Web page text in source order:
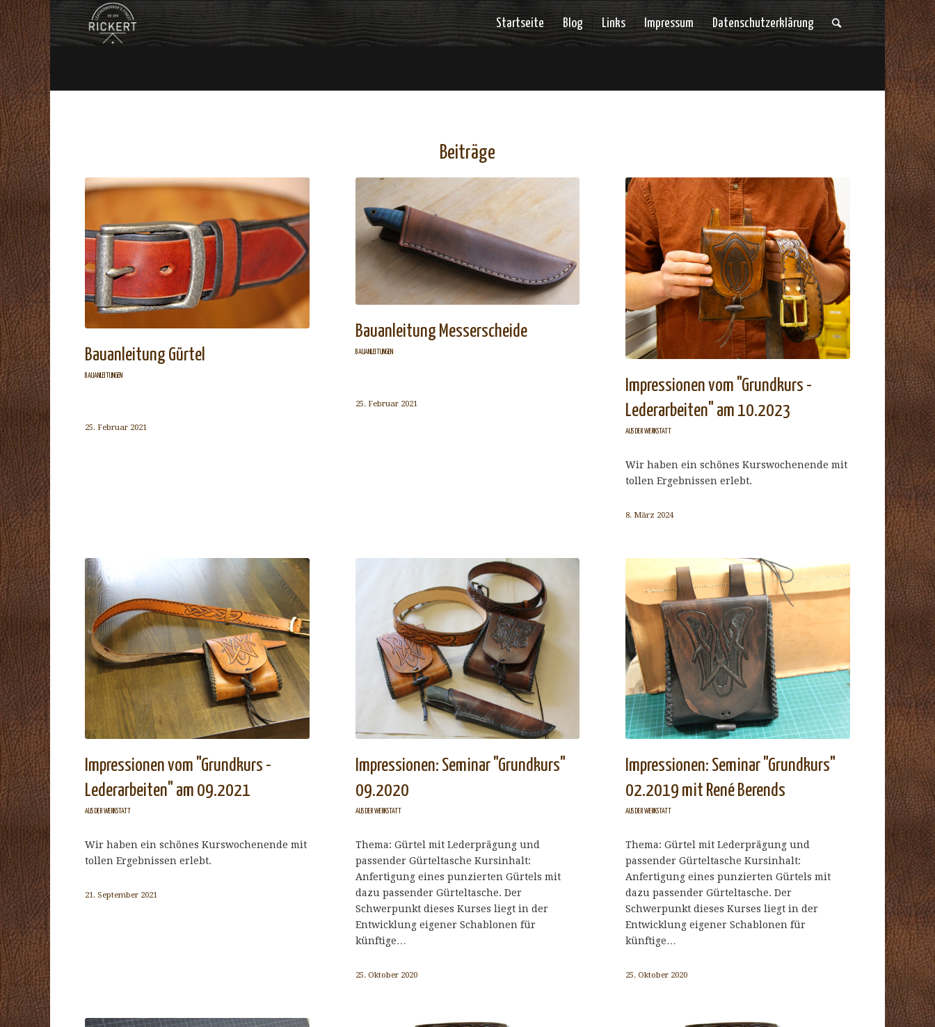
Startseite Blog Links Impressum Datenschutzerklärung
Beiträge
Bauanleitung Gürtel
BAUANLEITUNGEN
25. Februar 2021
Bauanleitung Messerscheide
BAUANLEITUNGEN
25. Februar 2021
Impressionen vom "Grundkurs -
Lederarbeiten" am 10.2023
AUS DER WERKSTATT
Wir haben ein schönes Kurswochenende mit
tollen Ergebnissen erlebt.
8. März 2024
Impressionen vom "Grundkurs -
Lederarbeiten" am 09.2021
AUS DER WERKSTATT
Wir haben ein schönes Kurswochenende mit
tollen Ergebnissen erlebt.
21. September 2021
Impressionen: Seminar "Grundkurs"
09.2020
AUS DER WERKSTATT
Thema: Gürtel mit Lederprägung und
passender Gürteltasche Kursinhalt:
Anfertigung eines punzierten Gürtels mit
dazu passender Gürteltasche. Der
Schwerpunkt dieses Kurses liegt in der
Entwicklung eigener Schablonen für
künftige…
25. Oktober 2020
Impressionen: Seminar "Grundkurs"
02.2019 mit René Berends
AUS DER WERKSTATT
Thema: Gürtel mit Lederprägung und
passender Gürteltasche Kursinhalt:
Anfertigung eines punzierten Gürtels mit
dazu passender Gürteltasche. Der
Schwerpunkt dieses Kurses liegt in der
Entwicklung eigener Schablonen für
künftige…
25. Oktober 2020